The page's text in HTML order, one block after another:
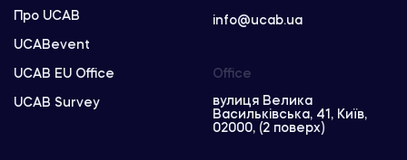
Про UCAB
UCABevent
UCAB EU Office
UCAB Survey
info@ucab.ua
Office
вулиця Велика
Васильківська, 41, Київ,
02000, (2 поверх)